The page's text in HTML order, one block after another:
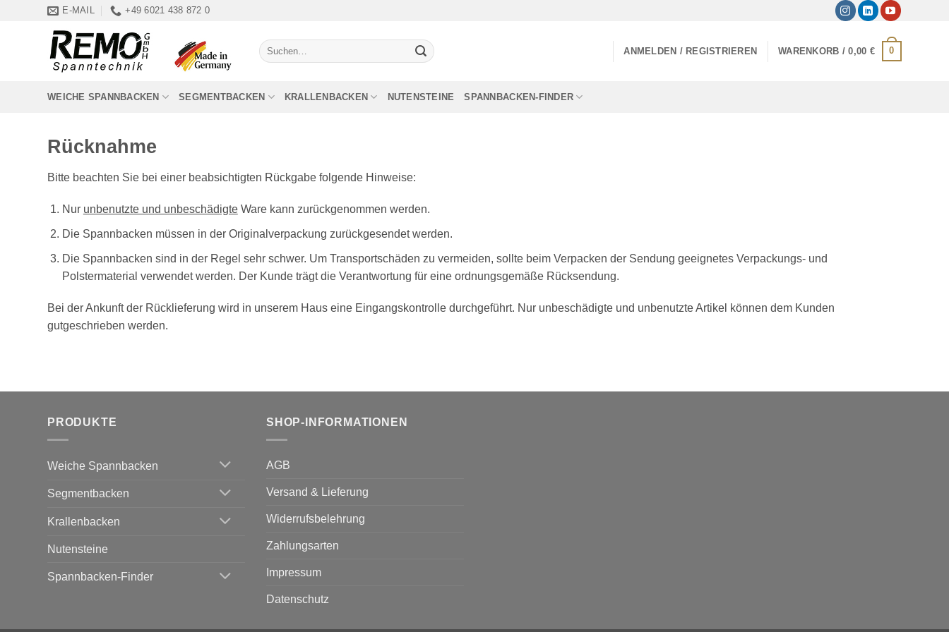
E-MAIL +49 6021 438 872 0
Suchen
nach:
ANMELDEN / REGISTRIEREN WARENKORB /0,00 € 0
WEICHE SPANNBACKEN SEGMENTBACKEN KRALLENBACKEN NUTENSTEINE SPANNBACKEN-FINDER
Rücknahme
Bitte beachten Sie bei einer beabsichtigten Rückgabe folgende Hinweise:
Nur unbenutzte und unbeschädigteWare kann zurückgenommen werden.
Die Spannbacken müssen in der Originalverpackung zurückgesendet werden.
Die Spannbacken sind in der Regel sehr schwer. Um Transportschäden zu vermeiden, sollte beim Verpacken der Sendung geeignetes Verpackungs- und
Polstermaterial verwendet werden. Der Kunde trägt die Verantwortung für eine ordnungsgemäße Rücksendung.
Bei der Ankunft der Rücklieferung wird in unserem Haus eine Eingangskontrolle durchgeführt. Nur unbeschädigte und unbenutzte Artikel können dem Kunden
gutgeschrieben werden.
PRODUKTE
Weiche Spannbacken
Segmentbacken
Krallenbacken
Nutensteine
Spannbacken-Finder
SHOP-INFORMATIONEN
AGB
Versand & Lieferung
Widerrufsbelehrung
Zahlungsarten
Impressum
Datenschutz